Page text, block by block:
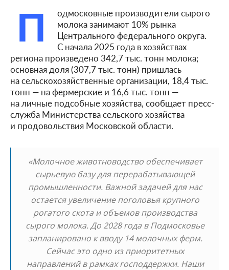
П
одмосковные производители сырого
молока занимают 10% рынка
Центрального федерального округа.
С начала 2025 года в хозяйствах
региона произведено 342,7 тыс. тонн молока;
основная доля (307,7 тыс. тонн) пришлась
на сельскохозяйственные организации, 18,4 тыс.
тонн — на фермерские и 16,6 тыс. тонн —
на личные подсобные хозяйства, сообщает пресс-
служба Министерства сельского хозяйства
и продовольствия Московской области.
«Молочное животноводство обеспечивает
сырьевую базу для перерабатывающей
промышленности. Важной задачей для нас
остается увеличение поголовья крупного
рогатого скота и объемов производства
сырого молока. До 2028 года в Подмосковье
запланировано к вводу 14 молочных ферм.
Сейчас это одно из приоритетных
направлений в рамках господдержки. Наши